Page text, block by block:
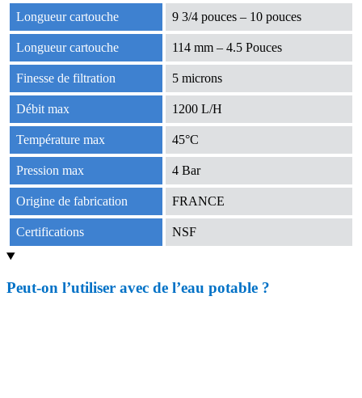
Longueur cartouche 9 3/4 pouces – 10 pouces
Longueur cartouche 114 mm – 4.5 Pouces
Finesse de filtration 5 microns
Débit max 1200 L/H
Température max 45°C
Pression max 4 Bar
Origine de fabrication FRANCE
Certifications NSF
Peut-on l’utiliser avec de l’eau potable ?